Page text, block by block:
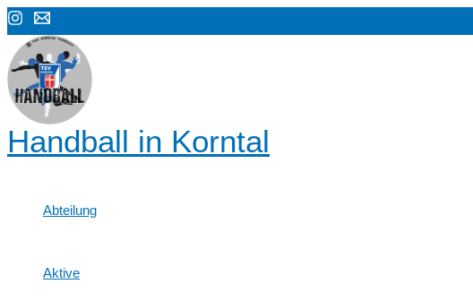
Zum
springen
Handball in Korntal
Abteilung
Aktive
Post